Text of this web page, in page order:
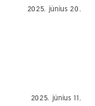
2025. június 20.
2025. június 11.